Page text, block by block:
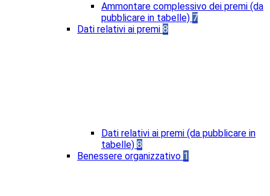
Ammontare complessivo dei premi (da
pubblicare in tabelle) 7
Dati relativi ai premi 8
Dati relativi ai premi (da pubblicare in
tabelle) 8
Benessere organizzativo 1